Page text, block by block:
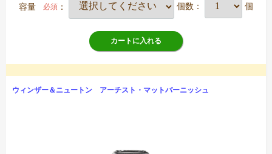
容量 必須 ： 個数： 個
カートに入れる
ウィンザー＆ニュートン アーチスト・マットバーニッシュ